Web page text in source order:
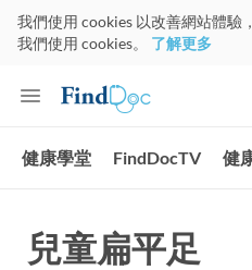
我們使用 cookies 以改善網站體驗
我們使用 cookies。 了解更多
健康學堂 FindDocTV 健
兒童扁平足